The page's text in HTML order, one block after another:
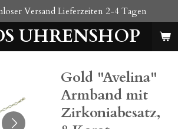
UHRENSHOP
Versand Lieferzeiten 2-4 Tagen
Gold "Avelina"
Armband mit
Zirkoniabesatz,